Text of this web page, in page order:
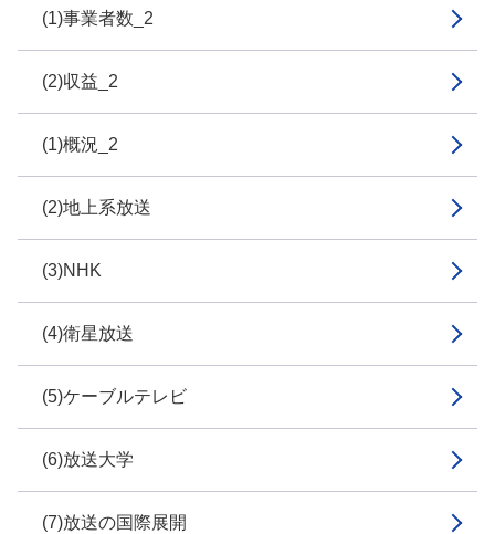
(1)事業者数_2
(2)収益_2
(1)概況_2
(2)地上系放送
(3)NHK
(4)衛星放送
(5)ケーブルテレビ
(6)放送大学
(7)放送の国際展開